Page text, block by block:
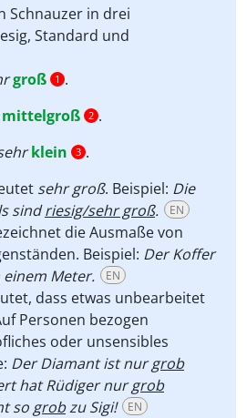
Schnauzer in drei
Standard und
groß 1 .
mittelgroß 2 .
klein 3 .
sehr groß. Beispiel: Die
sindriesig/sehr groß. EN
die Ausmaße von
Beispiel: Der Koffer
Meter. EN
dass etwas unbearbeitet
Personen bezogen
oder unsensibles
Der Diamant ist nurgrob
hat Rüdiger nurgrob
so grobzu Sigi! EN